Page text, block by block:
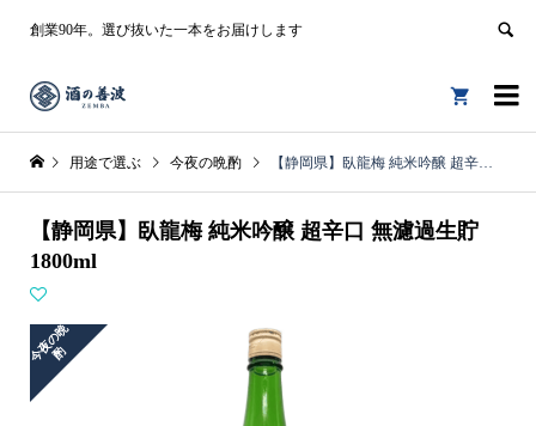
創業90年。選び抜いた一本をお届けします


用途で選ぶ 今夜の晩酌 【静岡県】臥龍梅 純米吟醸 超辛口 無濾過生貯 1800ml
【静岡県】臥龍梅 純米吟醸 超辛口 無濾過生貯
1800ml
今
夜
の
晩
酌